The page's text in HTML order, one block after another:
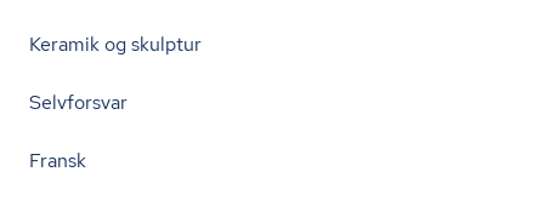
Keramik og skulptur
Selvforsvar
Fransk